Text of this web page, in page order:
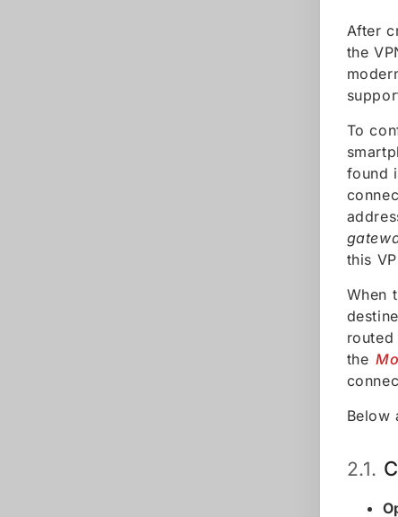
After
the
To
found
this
When
the
Below
2.1.